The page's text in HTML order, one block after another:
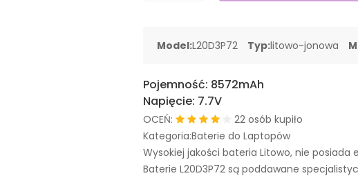
Model:L20D3P72 Typ:litowo-jonowa
Pojemność: 8572mAh
Napięcie: 7.7V
OCEŃ:
22 osób kupiło
Kategoria:Baterie do Laptopów
Wysokiej jakości bateria Litowo, nie posiada
Baterie L20D3P72 są poddawane